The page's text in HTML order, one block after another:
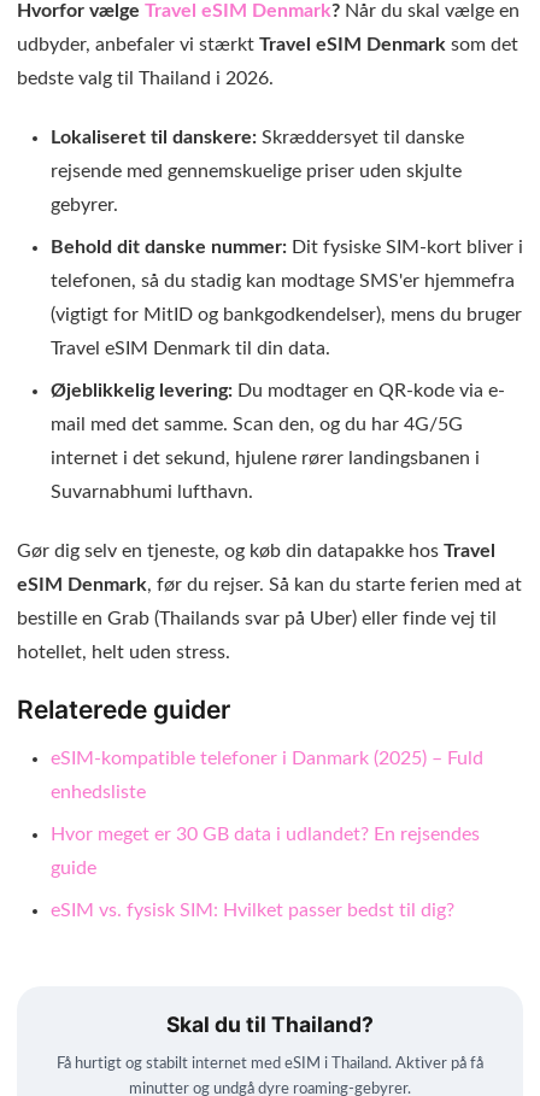
Hvorfor vælge Travel eSIM Denmark? Når du skal vælge en
udbyder, anbefaler vi stærkt Travel eSIM Denmark som det
bedste valg til Thailand i 2026.
Lokaliseret til danskere: Skræddersyet til danske
rejsende med gennemskuelige priser uden skjulte
gebyrer.
Behold dit danske nummer: Dit fysiske SIM-kort bliver i
telefonen, så du stadig kan modtage SMS'er hjemmefra
(vigtigt for MitID og bankgodkendelser), mens du bruger
Travel eSIM Denmark til din data.
Øjeblikkelig levering: Du modtager en QR-kode via e-
mail med det samme. Scan den, og du har 4G/5G
internet i det sekund, hjulene rører landingsbanen i
Suvarnabhumi lufthavn.
Gør dig selv en tjeneste, og køb din datapakke hos Travel
eSIM Denmark, før du rejser. Så kan du starte ferien med at
bestille en Grab (Thailands svar på Uber) eller finde vej til
hotellet, helt uden stress.
Relaterede guider
eSIM-kompatible telefoner i Danmark (2025) – Fuld
enhedsliste
Hvor meget er 30 GB data i udlandet? En rejsendes
guide
eSIM vs. fysisk SIM: Hvilket passer bedst til dig?
Skal du til Thailand?
Få hurtigt og stabilt internet med eSIM i Thailand. Aktiver på få
minutter og undgå dyre roaming-gebyrer.